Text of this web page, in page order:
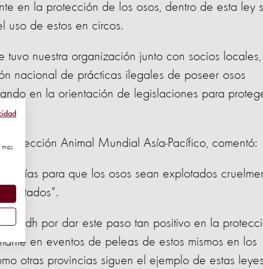
en la protección de los osos, dentro de esta ley
uso de estos en circos.
tuvo nuestra organización junto con socios locales,
nacional de prácticas ilegales de poseer osos
en la orientación de legislaciones para
Protección Animal Mundial Asía-Pacífico, comentó:
días para que los osos sean explotados
contados".
Sidh por dar este paso tan positivo en la
en eventos de peleas de estos mismos en los
otras provincias siguen el ejemplo de estas
más